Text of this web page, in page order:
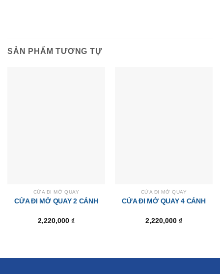
SẢN PHẨM TƯƠNG TỰ
CỬA ĐI MỞ QUAY
CỬA ĐI MỞ QUAY 2 CÁNH
2,220,000 ₫
CỬA ĐI MỞ QUAY
CỬA ĐI MỞ QUAY 4 CÁNH
2,220,000 ₫